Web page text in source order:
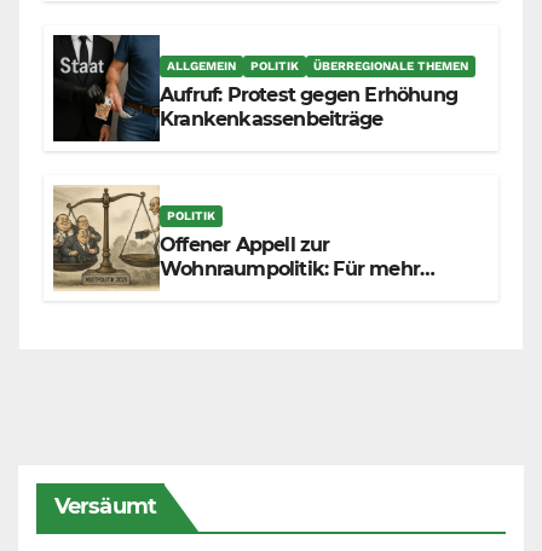
ALLGEMEIN POLITIK ÜBERREGIONALE THEMEN
Aufruf: Protest gegen Erhöhung
Krankenkassenbeiträge
POLITIK
Offener Appell zur
Wohnraumpolitik: Für mehr
Versäumt